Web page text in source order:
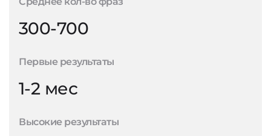
300-700
Первые результаты
1-2 мес
Высокие результаты